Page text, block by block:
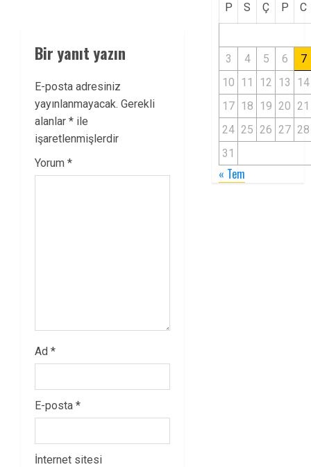
Bir yanıt yazın
E-posta adresiniz
yayınlanmayacak. Gerekli
alanlar * ile
işaretlenmişlerdir
Yorum *
Ad *
E-posta *
İnternet sitesi
P S Ç P C
3 4 5 6
7
10 11 12 13
14
17 18 19 20 21
24 25 26 27 28
31
« Tem